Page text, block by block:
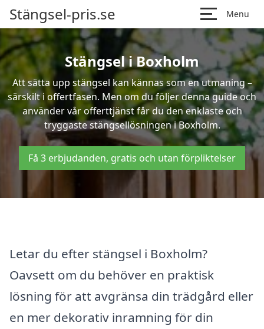
Stängsel-pris.se Menu
Stängsel i Boxholm
Att sätta upp stängsel kan kännas som en utmaning –
särskilt i offertfasen. Men om du följer denna guide och
använder vår offerttjänst får du den enklaste och
tryggaste stängsellösningen i Boxholm.
Få 3 erbjudanden, gratis och utan förpliktelser
Letar du efter stängsel i Boxholm?
Oavsett om du behöver en praktisk
lösning för att avgränsa din trädgård eller
en mer dekorativ inramning för din